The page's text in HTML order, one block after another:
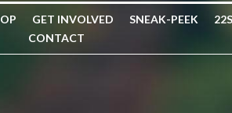
GET INVOLVED SNEAK-PEEK
CONTACT